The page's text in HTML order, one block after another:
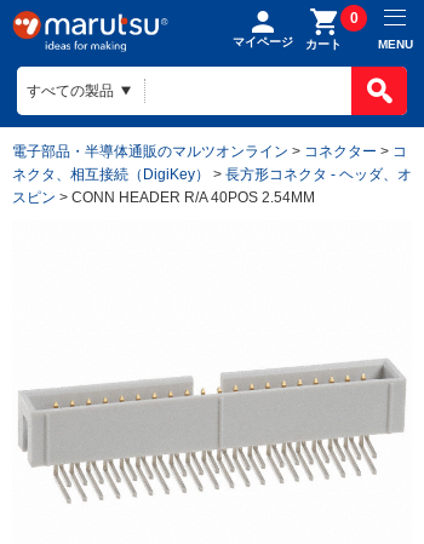
マイページ カート
0
MENU
電子部品・半導体通販のマルツオンライン > コネクター > コ
ネクタ、相互接続（DigiKey）
> 長方形コネクタ - ヘッダ、オ
スピン > CONN HEADER R/A 40POS 2.54MM